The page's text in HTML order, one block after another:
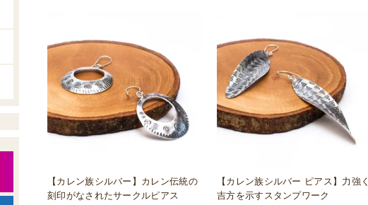
【カレン族シルバー】カレン伝統の
刻印がなされたサークルピアス
【カレン族シルバー ピアス】力強く
吉方を示すスタンプワーク